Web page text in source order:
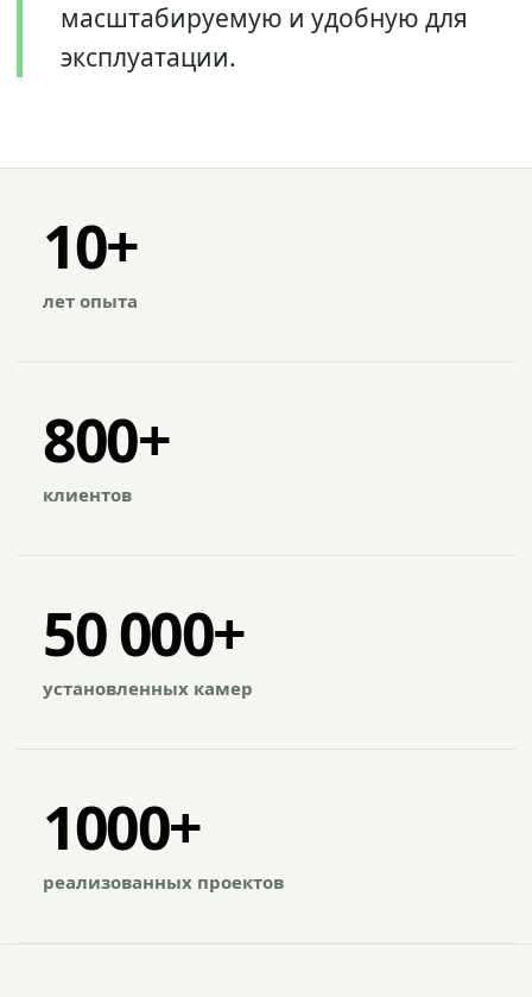
масштабируемую и удобную для
эксплуатации.
10+
лет опыта
800+
клиентов
50 000+
установленных камер
1000+
реализованных проектов